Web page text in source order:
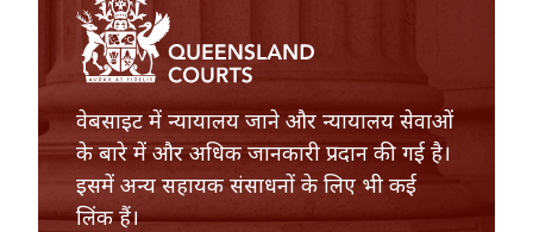
वेबसाइट में न्यायालय जाने और न्यायालय सेवाओं
के बारे में और अधिक जानकारी प्रदान की गई है।
इसमें अन्य सहायक संसाधनों के लिए भी कई
लिंक हैं।